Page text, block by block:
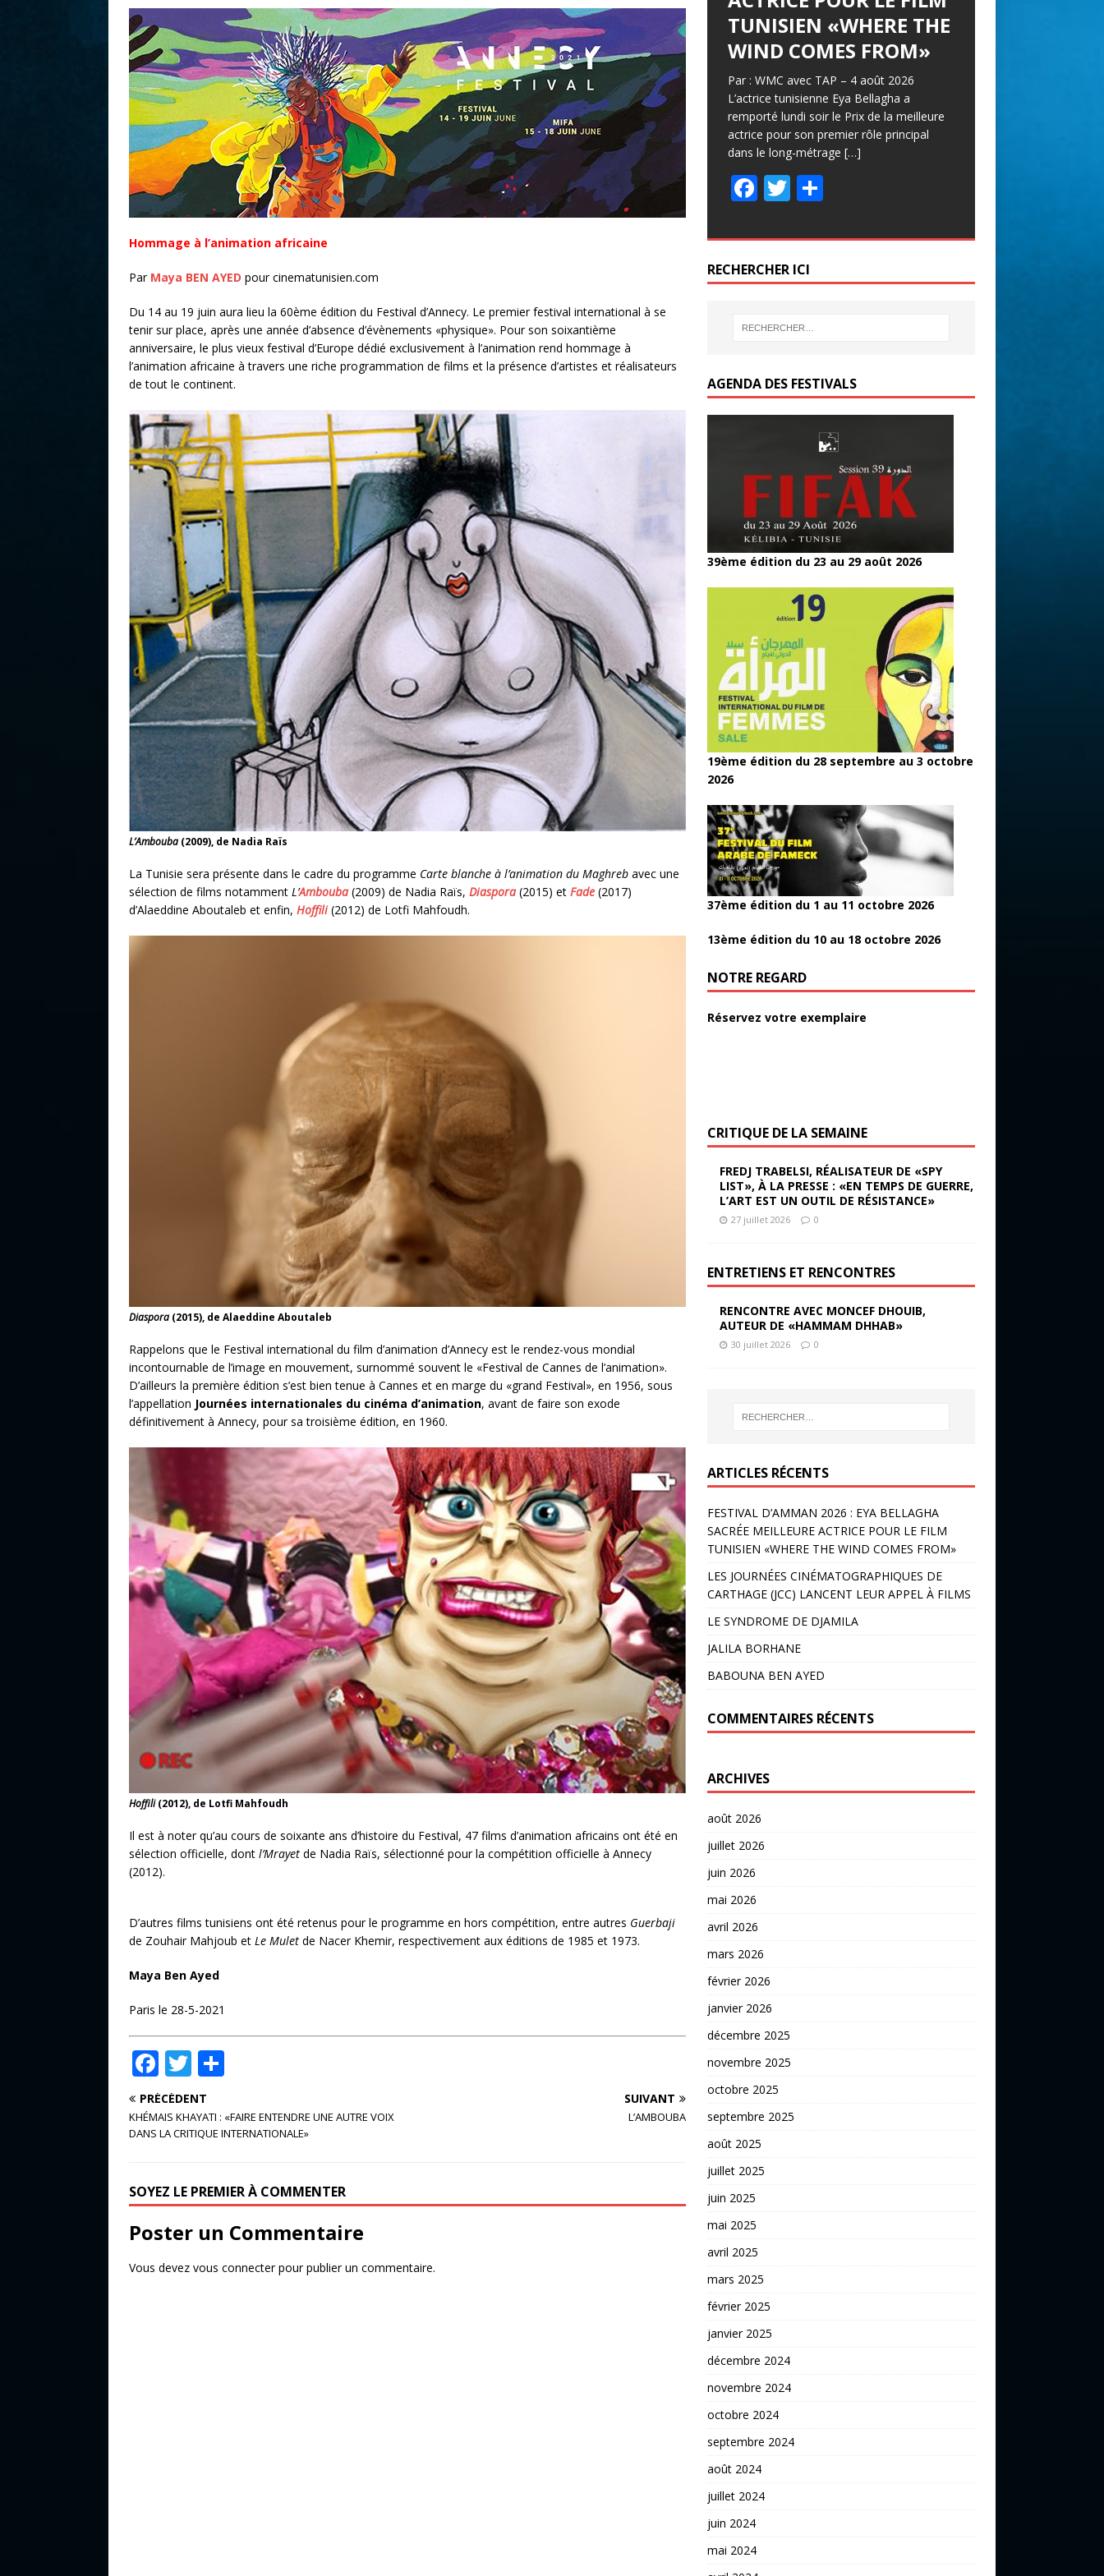
Hommage à l’animation africaine
Par Maya BEN AYED pour cinematunisien.com
Du 14 au 19 juin aura lieu la 60ème édition du Festival d’Annecy. Le premier festival international à se
tenir sur place, après une année d’absence d’évènements «physique». Pour son soixantième
anniversaire, le plus vieux festival d’Europe dédié exclusivement à l’animation rend hommage à
l’animation africaine à travers une riche programmation de films et la présence d’artistes et réalisateurs
de tout le continent.
L’Ambouba (2009), de Nadia Raïs
La Tunisie sera présente dans le cadre du programme Carte blanche à l’animation du Maghreb avec une
sélection de films notamment L’Ambouba (2009) de Nadia Raïs, Diaspora (2015) et Fade (2017)
d’Alaeddine Aboutaleb et enfin, Hoffili(2012) de Lotfi Mahfoudh.
Diaspora (2015), de Alaeddine Aboutaleb
Rappelons que le Festival international du film d’animation d’Annecy est le rendez-vous mondial
incontournable de l’image en mouvement, surnommé souvent le «Festival de Cannes de l’animation».
D’ailleurs la première édition s’est bien tenue à Cannes et en marge du «grand Festival», en 1956, sous
l’appellation Journées internationales du cinéma d’animation, avant de faire son exode
définitivement à Annecy, pour sa troisième édition, en 1960.
Hoffili(2012), de Lotfi Mahfoudh
Il est à noter qu’au cours de soixante ans d’histoire du Festival, 47 films d’animation africains ont été en
sélection officielle, dont l’Mrayet de Nadia Raïs, sélectionné pour la compétition officielle à Annecy
(2012).
D’autres films tunisiens ont été retenus pour le programme en hors compétition, entre autres Guerbaji
de Zouhair Mahjoub et Le Mulet de Nacer Khemir, respectivement aux éditions de 1985 et 1973.
Maya Ben Ayed
Paris le 28-5-2021
F
a
c
e
o
o
k
T
w
it
te
ta
g
r
PRÉCÉDENT
KHÉMAIS KHAYATI : «FAIRE ENTENDRE UNE AUTRE VOIX
DANS LA CRITIQUE INTERNATIONALE»
SUIVANT
L’AMBOUBA
SOYEZ LE PREMIER À COMMENTER
Poster un Commentaire
Vous devez vous connecterpour publier un commentaire.
TUNISIEN «WHERE THE
WIND COMES FROM»
Par : WMC avec TAP – 4 août 2026
L’actrice tunisienne Eya Bellagha a
remporté lundi soir le Prix de la meilleure
actrice pour son premier rôle principal
dans le long-métrage […]
F
e
b
o
o
T
itt
er
P
ta
er
RECHERCHER ICI
AGENDA DES FESTIVALS
39ème édition du 23 au 29 août 2026
19ème édition du 28 septembre au 3 octobre
2026
37ème édition du 1 au 11 octobre 2026
13ème édition du 10 au 18 octobre 2026
NOTRE REGARD
Réservez votre exemplaire
CRITIQUE DE LA SEMAINE
FREDJ TRABELSI, RÉALISATEUR DE «SPY
LIST», À LA PRESSE : «EN TEMPS DE GUERRE,
L’ART EST UN OUTIL DE RÉSISTANCE»
27 juillet 2026 0
ENTRETIENS ET RENCONTRES
RENCONTRE AVEC MONCEF DHOUIB,
AUTEUR DE «HAMMAM DHHAB»
30 juillet 2026 0
ARTICLES RÉCENTS
FESTIVAL D’AMMAN 2026 : EYA BELLAGHA
SACRÉE MEILLEURE ACTRICE POUR LE FILM
TUNISIEN «WHERE THE WIND COMES FROM»
LES JOURNÉES CINÉMATOGRAPHIQUES DE
CARTHAGE (JCC) LANCENT LEUR APPEL À FILMS
LE SYNDROME DE DJAMILA
JALILA BORHANE
BABOUNA BEN AYED
COMMENTAIRES RÉCENTS
ARCHIVES
août 2026
juillet 2026
juin 2026
mai 2026
avril 2026
mars 2026
février 2026
janvier 2026
décembre 2025
novembre 2025
octobre 2025
septembre 2025
août 2025
juillet 2025
juin 2025
mai 2025
avril 2025
mars 2025
février 2025
janvier 2025
décembre 2024
novembre 2024
octobre 2024
septembre 2024
août 2024
juillet 2024
juin 2024
mai 2024